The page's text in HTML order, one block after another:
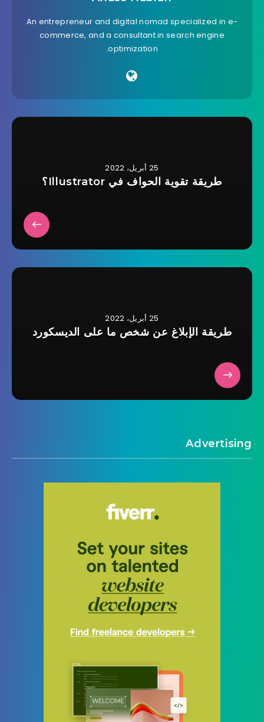
An entrepreneur and digital nomad specialized in e-
commerce, and a consultant in search engine
optimization.
25 أبريل، 2022
طريقة تقوية الحواف في Illustrator؟
25 أبريل، 2022
طريقة الإبلاغ عن شخص ما على الديسكورد
Advertising